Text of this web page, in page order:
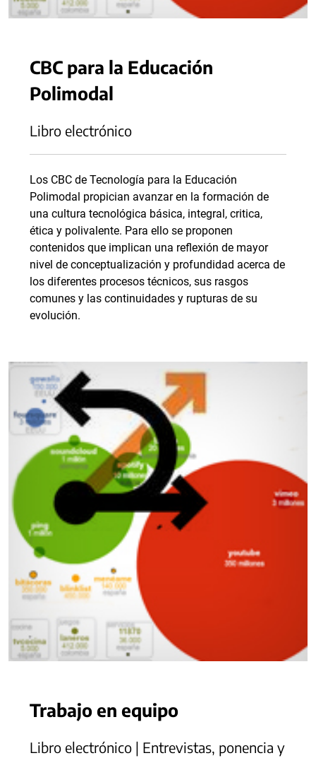
CBC para la Educación
Polimodal
Libro electrónico
Los CBC de Tecnología para la Educación
Polimodal propician avanzar en la formación de
una cultura tecnológica básica, integral, critica,
ética y polivalente. Para ello se proponen
contenidos que implican una reflexión de mayor
nivel de conceptualización y profundidad acerca de
los diferentes procesos técnicos, sus rasgos
comunes y las continuidades y rupturas de su
evolución.
Trabajo en equipo
Libro electrónico | Entrevistas, ponencia y